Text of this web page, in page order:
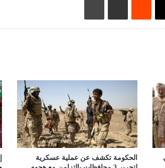
الحكومة تكشف عن عملية عسكرية